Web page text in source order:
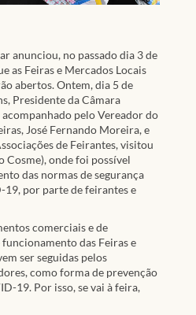
anunciou, no passado dia 3 de
as Feiras e Mercados Locais
abertos. Ontem, dia 5 de
Presidente da Câmara
pelo Vereador do
José Fernando Moreira, e
de Feirantes, visitou
Cosme), onde foi possível
das normas de segurança
19, por parte de feirantes e
comerciais e de
das Feiras e
ser seguidas pelos
como forma de prevenção
19. Por isso, se vai à feira,